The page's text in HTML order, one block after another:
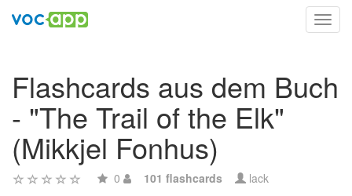
Flashcards aus dem Buch
- "The Trail of the Elk"
(Mikkjel Fonhus)
0 101 flashcards lack